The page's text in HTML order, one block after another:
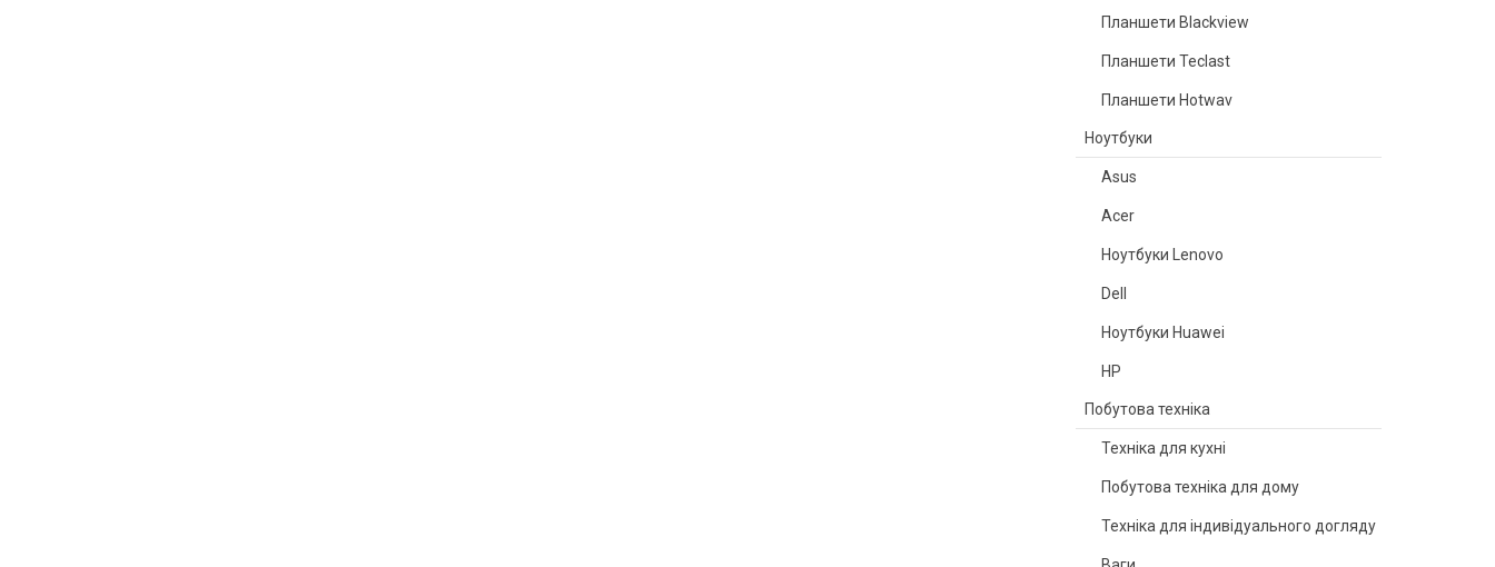
Планшети Blackview
Планшети Teclast
Планшети Hotwav
Ноутбуки
Asus
Acer
Ноутбуки Lenovo
Dell
Ноутбуки Huawei
HP
Побутова техніка
Техніка для кухні
Побутова техніка для дому
Техніка для індивідуального догляду